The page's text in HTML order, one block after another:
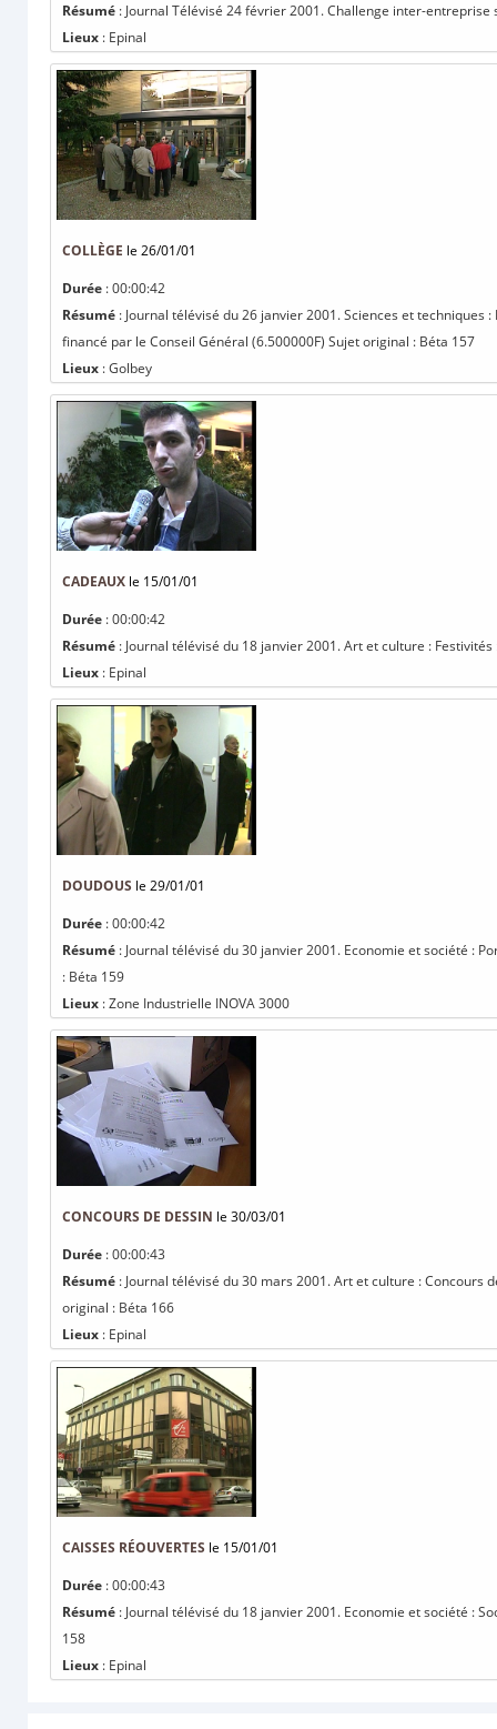
Résumé : Journal Télévisé 24 février 2001. Challenge inter-
Lieux : Epinal
COLLÈGE le 26/01/01
Durée : 00:00:42
Résumé : Journal télévisé du 26 janvier 2001. Sciences et
financé par le Conseil Général (6.500000F) Sujet original : Béta 157
Lieux : Golbey
CADEAUX le 15/01/01
Durée : 00:00:42
Résumé : Journal télévisé du 18 janvier 2001. Art et culture :
Lieux : Epinal
DOUDOUS le 29/01/01
Durée : 00:00:42
Résumé : Journal télévisé du 30 janvier 2001. Economie et société :
: Béta 159
Lieux : Zone Industrielle INOVA 3000
CONCOURS DE DESSIN le 30/03/01
Durée : 00:00:43
Résumé : Journal télévisé du 30 mars 2001. Art et culture : Concours
original : Béta 166
Lieux : Epinal
CAISSES RÉOUVERTES le 15/01/01
Durée : 00:00:43
Résumé : Journal télévisé du 18 janvier 2001. Economie et société :
158
Lieux : Epinal